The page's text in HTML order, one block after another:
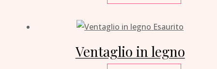
Esaurito
Ventaglio in legno